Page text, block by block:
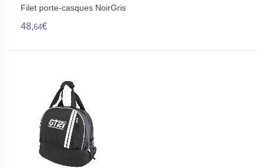
Filet porte-casques NoirGris
48,64€